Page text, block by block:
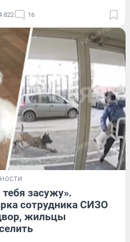
822 16
тебя засужу».
сотрудника СИЗО
жильцы